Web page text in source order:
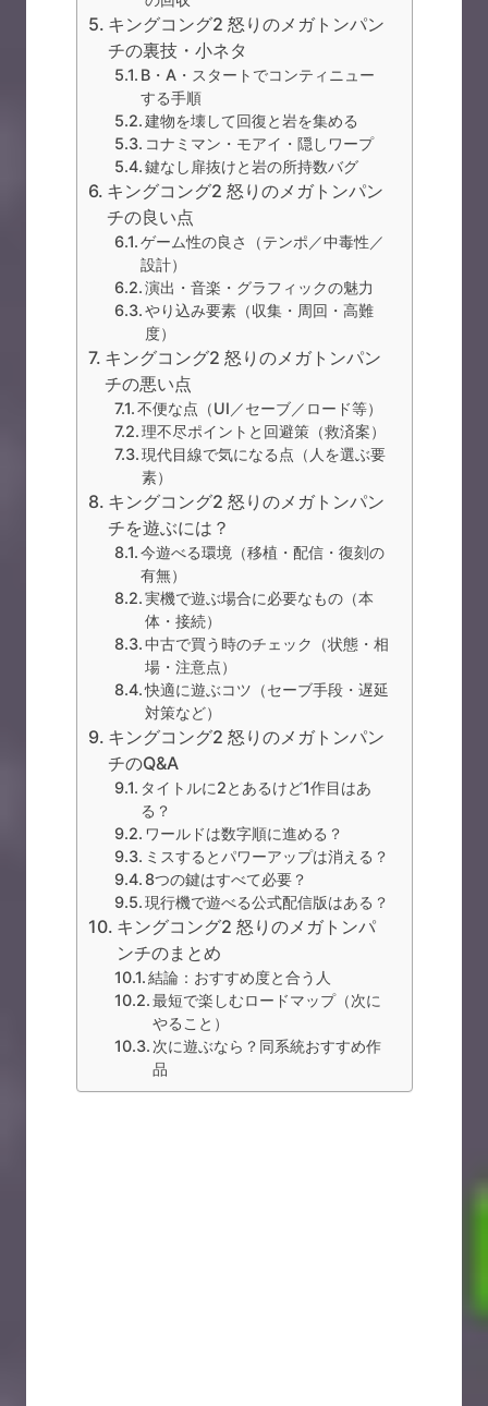
キングコング2 怒りのメガトンパン
チの裏技・小ネタ
B・A・スタートでコンティニュー
する手順
建物を壊して回復と岩を集める
コナミマン・モアイ・隠しワープ
鍵なし扉抜けと岩の所持数バグ
キングコング2 怒りのメガトンパン
チの良い点
ゲーム性の良さ（テンポ／中毒性／
設計）
演出・音楽・グラフィックの魅力
やり込み要素（収集・周回・高難
度）
キングコング2 怒りのメガトンパン
チの悪い点
不便な点（UI／セーブ／ロード等）
理不尽ポイントと回避策（救済案）
現代目線で気になる点（人を選ぶ要
素）
キングコング2 怒りのメガトンパン
チを遊ぶには？
今遊べる環境（移植・配信・復刻の
有無）
実機で遊ぶ場合に必要なもの（本
体・接続）
中古で買う時のチェック（状態・相
場・注意点）
快適に遊ぶコツ（セーブ手段・遅延
対策など）
キングコング2 怒りのメガトンパン
チのQ&A
タイトルに2とあるけど1作目はあ
る？
ワールドは数字順に進める？
ミスするとパワーアップは消える？
8つの鍵はすべて必要？
現行機で遊べる公式配信版はある？
キングコング2 怒りのメガトンパ
ンチのまとめ
結論：おすすめ度と合う人
最短で楽しむロードマップ（次に
やること）
次に遊ぶなら？同系統おすすめ作
品